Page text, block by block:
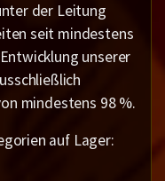
der Leitung
seit mindestens
unserer
mindestens 98 %.
auf Lager: